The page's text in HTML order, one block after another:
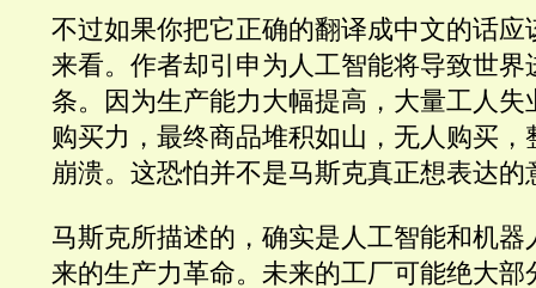
不过如果你把它正确的翻译成中文的话应
来看。作者却引申为人工智能将导致世界
条。因为生产能力大幅提高，大量工人失
购买力，最终商品堆积如山，无人购买，
崩溃。这恐怕并不是马斯克真正想表达的
马斯克所描述的，确实是人工智能和机器
来的生产力革命。未来的工厂可能绝大部